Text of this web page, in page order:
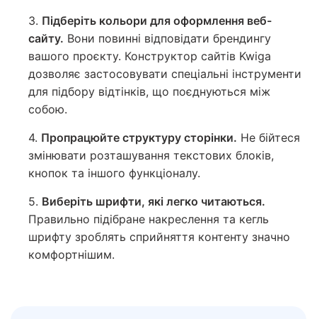
3. Підберіть кольори для оформлення веб-
сайту. Вони повинні відповідати брендингу
вашого проєкту. Конструктор сайтів Kwiga
дозволяє застосовувати спеціальні інструменти
для підбору відтінків, що поєднуються між
собою.
4. Пропрацюйте структуру сторінки. Не бійтеся
змінювати розташування текстових блоків,
кнопок та іншого функціоналу.
5. Виберіть шрифти, які легко читаються.
Правильно підібране накреслення та кегль
шрифту зроблять сприйняття контенту значно
комфортнішим.